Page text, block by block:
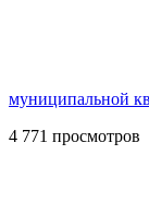
муниципальной
4 771 просмотров